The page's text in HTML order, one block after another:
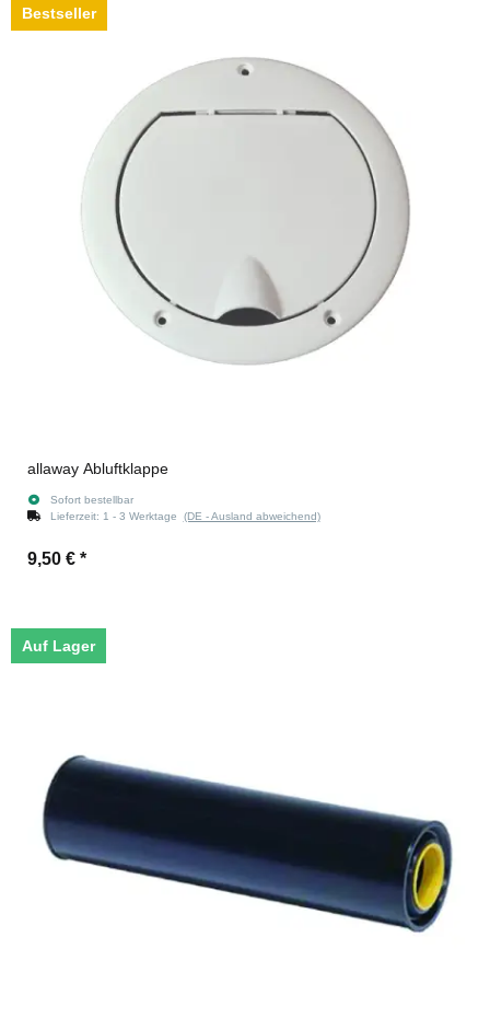
Bestseller
allaway Abluftklappe
Sofort bestellbar
Lieferzeit: 1 - 3 Werktage (DE - Ausland abweichend)
9,50 € *
Auf Lager